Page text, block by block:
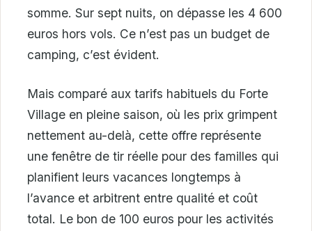
somme. Sur sept nuits, on dépasse les 4 600
euros hors vols. Ce n’est pas un budget de
camping, c’est évident.
Mais comparé aux tarifs habituels du Forte
Village en pleine saison, où les prix grimpent
nettement au-delà, cette offre représente
une fenêtre de tir réelle pour des familles qui
planifient leurs vacances longtemps à
l’avance et arbitrent entre qualité et coût
total. Le bon de 100 euros pour les activités